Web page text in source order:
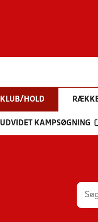
KLUB/HOLD
UDVIDET KAMPSØGNING